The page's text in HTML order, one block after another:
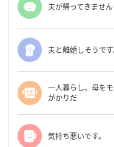
夫が帰ってきません
夫と離婚しそうです
一人暮らし。母を
がかりだ
気持ち悪いです。